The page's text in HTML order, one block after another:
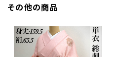
その他の商品